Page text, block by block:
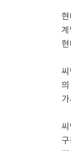
계
씨
씨